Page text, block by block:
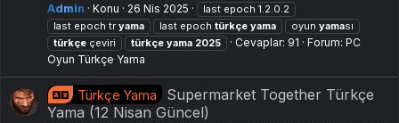
Admin
Konu 26 Nis 2025
last epoch 1.2.0.2
last epoch tr yama last epoch türkçe yama oyun yaması
türkçe çeviri türkçe yama 2025 Cevaplar: 91 Forum: PC
Oyun Türkçe Yama
Türkçe Yama
Supermarket Together Türkçe
Yama (12 Nisan Güncel)